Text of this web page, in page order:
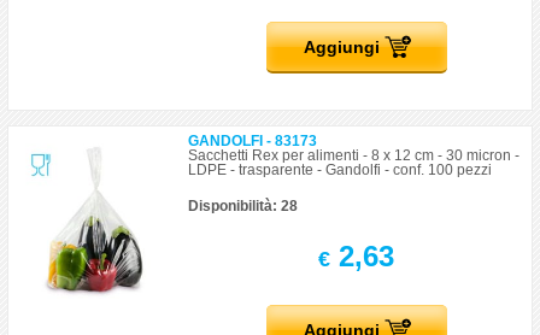
Aggiungi
GANDOLFI - 83173
Sacchetti Rex per alimenti - 8 x 12 cm - 30 micron -
LDPE - trasparente - Gandolfi - conf. 100 pezzi
Disponibilità: 28
€ 2,63
Aggiungi